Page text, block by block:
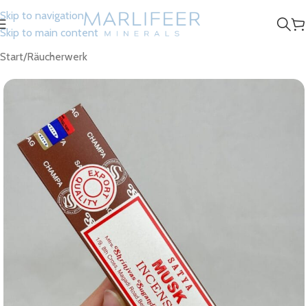
Skip to navigation
Skip to main content
Start/Räucherwerk